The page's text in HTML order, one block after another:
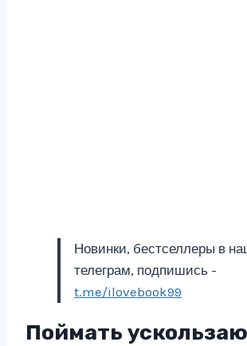
Новинки, бестселлеры в
телеграм, подпишись -
t.me/ilovebook99
Поймать